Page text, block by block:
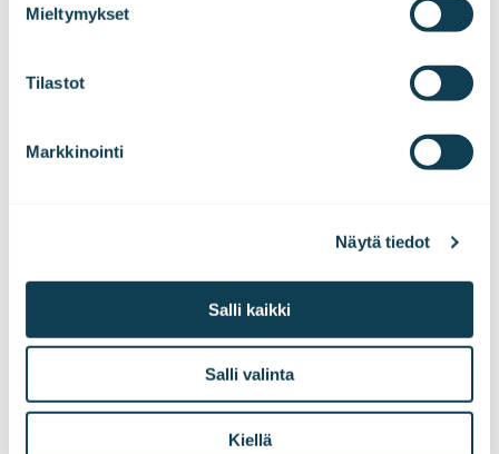
Mieltymykset
Tilastot
Markkinointi
Näytä tiedot
Salli kaikki
Salli valinta
Kiellä
Avaa ovi
Tilaa postilaatikkoosi oivaltavat sisällöt niin
kuin huomisen digitaalisesta yhteiskunnasta.